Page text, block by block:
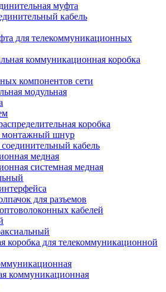
муфта
кабель
для телекоммуникационных
коммуникационная коробка
компонентов сети
модульная
коробка
монтажный шнур
кабель
медная
системная медная
для разъемов
кабелей
коробка для телекоммуникационной
коммуникационная